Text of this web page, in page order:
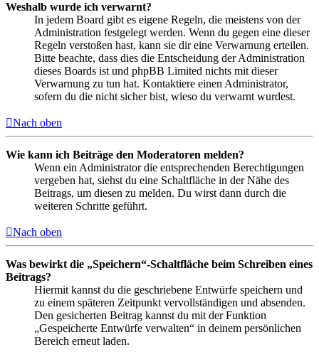
Weshalb wurde ich verwarnt?
In jedem Board gibt es eigene Regeln, die meistens von der
Administration festgelegt werden. Wenn du gegen eine dieser
Regeln verstoßen hast, kann sie dir eine Verwarnung erteilen.
Bitte beachte, dass dies die Entscheidung der Administration
dieses Boards ist und phpBB Limited nichts mit dieser
Verwarnung zu tun hat. Kontaktiere einen Administrator,
sofern du die nicht sicher bist, wieso du verwarnt wurdest.
Nach oben
Wie kann ich Beiträge den Moderatoren melden?
Wenn ein Administrator die entsprechenden Berechtigungen
vergeben hat, siehst du eine Schaltfläche in der Nähe des
Beitrags, um diesen zu melden. Du wirst dann durch die
weiteren Schritte geführt.
Nach oben
Was bewirkt die „Speichern“-Schaltfläche beim Schreiben eines
Beitrags?
Hiermit kannst du die geschriebene Entwürfe speichern und
zu einem späteren Zeitpunkt vervollständigen und absenden.
Den gesicherten Beitrag kannst du mit der Funktion
„Gespeicherte Entwürfe verwalten“ in deinem persönlichen
Bereich erneut laden.